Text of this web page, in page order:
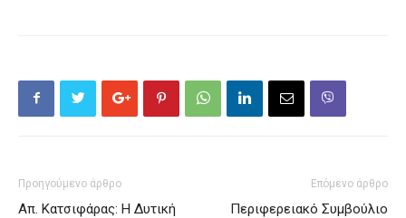
Προηγούμενο άρθρο
Απ. Κατσιφάρας: Η Δυτική
Επόμενο άρθρο
Περιφερειακό Συμβούλιο